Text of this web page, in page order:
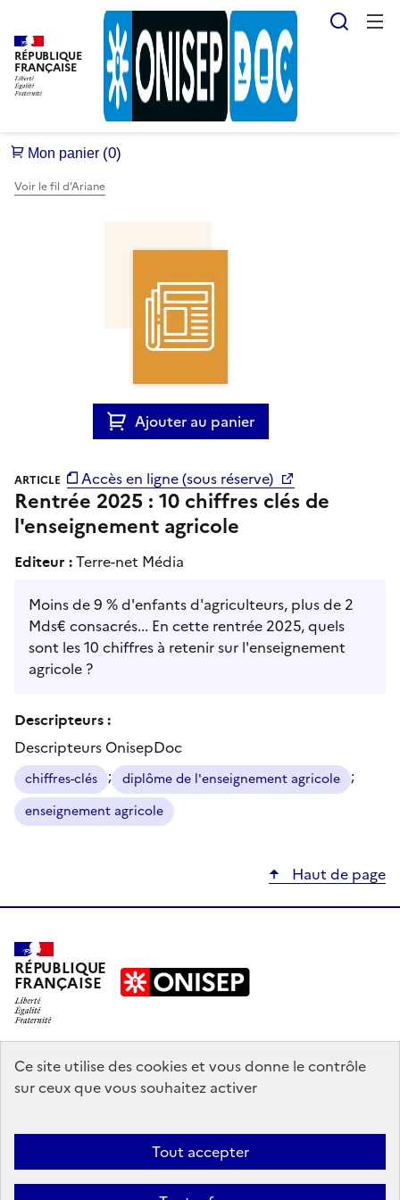
Ce site utilise des cookies et vous donne le contrôle
sur ceux que vous souhaitez activer
Tout accepter
RÉPUBLIQUE
FRANÇAISE
Voir le fil d’Ariane
Ajouter au panier
Accès en ligne (sous réserve)
ARTICLE
Rentrée 2025 : 10 chiffres clés de
l'enseignement agricole
Editeur :Terre-net Média
Moins de 9 % d'enfants d'agriculteurs, plus de 2
Mds€ consacrés... En cette rentrée 2025, quels
sont les 10 chiffres à retenir sur l'enseignement
agricole ?
Descripteurs :
Descripteurs OnisepDoc
chiffres-clés ; diplôme de l'enseignement agricole ;
enseignement agricole
Haut de page
RÉPUBLIQUE
FRANÇAISE
education.gouv.fr
enseignementsup-recherche.gouv.fr